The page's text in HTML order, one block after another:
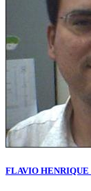
FLAVIO HENRIQUE